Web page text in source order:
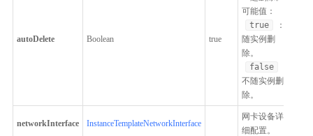
autoDelete Boolean true
可能值：
true
：
随实例删
除。
false
不随实例删
除。
networkInterface InstanceTemplateNetworkInterface
网卡设备详
细配置。